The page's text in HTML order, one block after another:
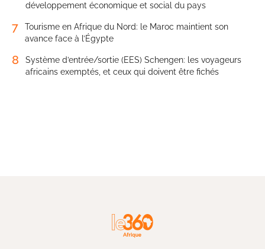
développement économique et social du pays
7
Tourisme en Afrique du Nord: le Maroc maintient son
avance face à l’Égypte
8
Système d’entrée/sortie (EES) Schengen: les voyageurs
africains exemptés, et ceux qui doivent être fichés